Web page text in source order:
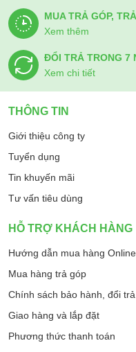
MUA TRẢ GÓP,
Xem thêm
ĐỔI TRẢ TRONG 7
Xem chi tiết
THÔNG TIN
Giới thiệu công ty
Tuyển dụng
Tin khuyến mãi
Tư vấn tiêu dùng
HỖ TRỢ KHÁCH HÀNG
Hướng dẫn mua hàng Online
Mua hàng trả góp
Chính sách bảo hành, đổi trả
Giao hàng và lắp đặt
Phương thức thanh toán